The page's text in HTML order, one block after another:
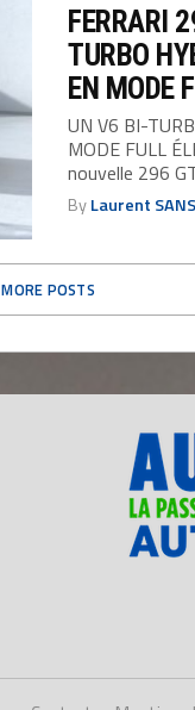
FERRARI
TURBO
EN MODE
UN V6 BI-
MODE FULL
nouvelle 296
ByLaurent
MORE POSTS